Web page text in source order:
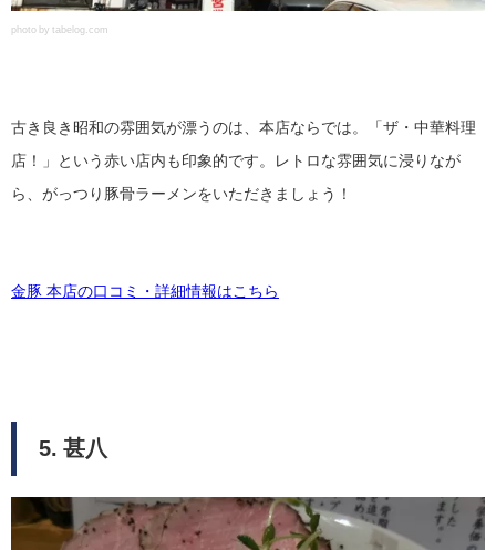
photo by tabelog.com
古き良き昭和の雰囲気が漂うのは、本店ならでは。「ザ・中華料理
店！」という赤い店内も印象的です。レトロな雰囲気に浸りなが
ら、がっつり豚骨ラーメンをいただきましょう！
金豚 本店の口コミ・詳細情報はこちら
5. 甚八